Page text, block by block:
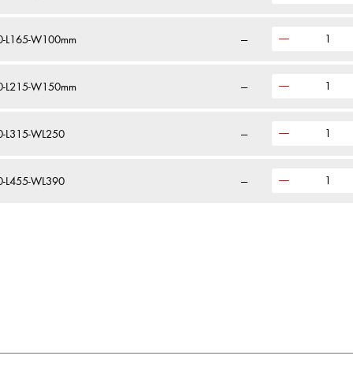
L165-W100mm —
L215-W150mm —
L315-WL250 —
L455-WL390 —